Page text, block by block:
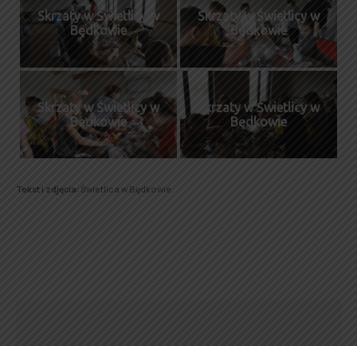
Skrzaty w Świetlicy w
Będkowie
Skrzaty w Świetlicy w
Będkowie
Skrzaty w Świetlicy w
Będkowie
Skrzaty w Świetlicy w
Będkowie
Tekst i zdjęcia: Świetlica w Będkowie.